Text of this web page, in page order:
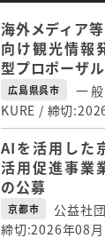
海外メディア
向け観光情報
型プロポーザ
広島県呉市
一
KURE / 締切
AIを活用した
活用促進事業
の公募
京都市
公益社
締切:2026年08